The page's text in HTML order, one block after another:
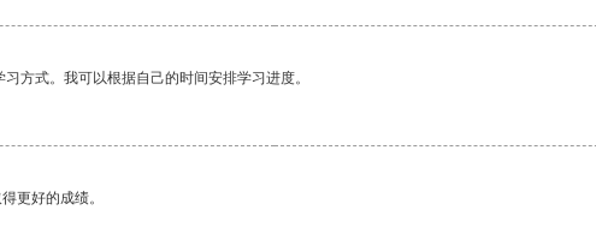
方式。我可以根据自己的时间安排学习进度。
更好的成绩。